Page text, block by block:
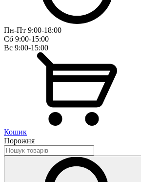
Пн-Пт 9:00-18:00
Сб 9:00-15:00
Вс 9:00-15:00
Кошик
Порожня